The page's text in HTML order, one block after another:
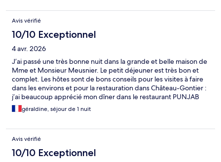
Avis vérifié
10/10 Exceptionnel
4 avr. 2026
J’ai passé une très bonne nuit dans la grande et belle maison de
Mme et Monsieur Meusnier. Le petit déjeuner est très bon et
complet. Les hôtes sont de bons conseils pour les visites à faire
dans les environs et pour la restauration dans Château-Gontier :
j’ai beaucoup apprécié mon dîner dans le restaurant PUNJAB
situé à deux pas de la maison. Je recommande vivement cette
maison d’hôtes.
géraldine, séjour de 1 nuit
Avis vérifié
10/10 Exceptionnel